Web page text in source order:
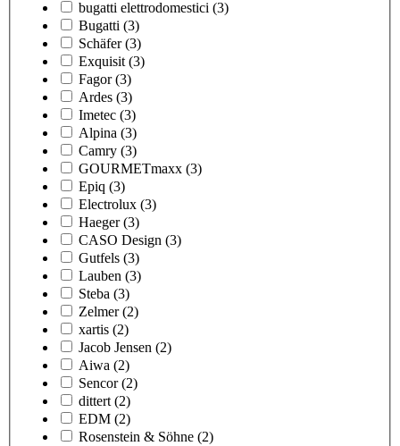
bugatti elettrodomestici (3)
Bugatti (3)
Schäfer (3)
Exquisit (3)
Fagor (3)
Ardes (3)
Imetec (3)
Alpina (3)
Camry (3)
GOURMETmaxx (3)
Epiq (3)
Electrolux (3)
Haeger (3)
CASO Design (3)
Gutfels (3)
Lauben (3)
Steba (3)
Zelmer (2)
xartis (2)
Jacob Jensen (2)
Aiwa (2)
Sencor (2)
dittert (2)
EDM (2)
Rosenstein & Söhne (2)